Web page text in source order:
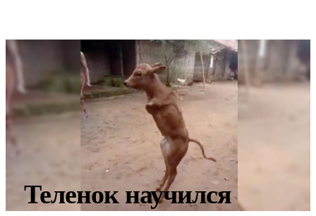
Теленок научился